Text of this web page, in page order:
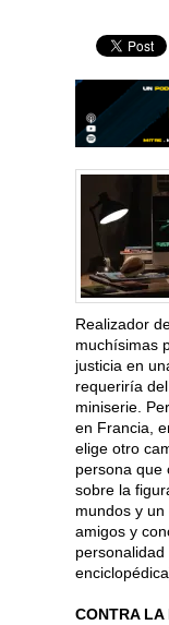
Realizador
muchísimas
justicia en
requeriría
miniserie.
en Francia,
elige otro
persona que
sobre la
mundos y
amigos y
CONTRA LA